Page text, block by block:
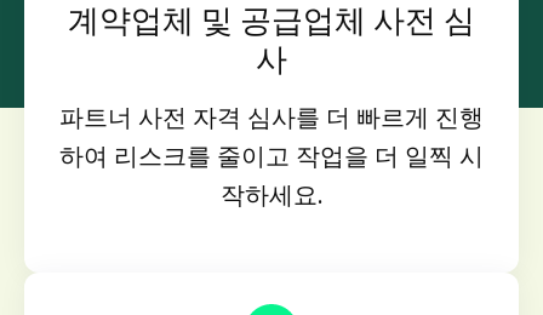
계약업체 및 공급업체 사전 심
사
파트너 사전 자격 심사를 더 빠르게 진행
하여 리스크를 줄이고 작업을 더 일찍 시
작하세요.